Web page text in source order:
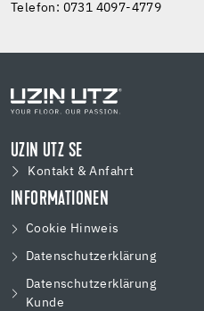
Telefon: 0731 4097-4779
UZIN UTZ SE
Kontakt & Anfahrt
INFORMATIONEN
Cookie Hinweis
Datenschutzerklärung
Datenschutzerklärung
Kunde